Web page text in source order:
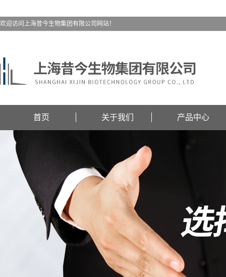
欢迎访问上海昔今生物集团有限公司网站！
首页 关于我们 产品中心